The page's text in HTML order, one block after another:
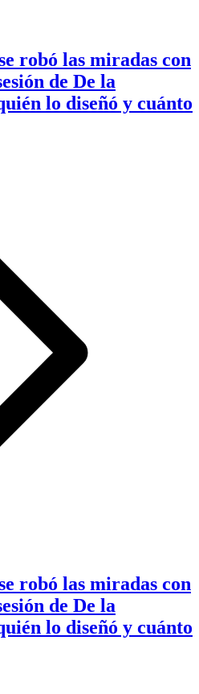
robó las miradas con
de De la
lo diseñó y cuánto
robó las miradas con
de De la
lo diseñó y cuánto